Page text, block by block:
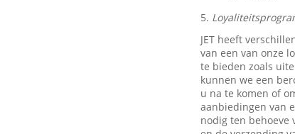
5.
JET heeft
van een van onze
te bieden zoals
kunnen we een
u na te komen of
aanbiedingen van
nodig ten behoeve